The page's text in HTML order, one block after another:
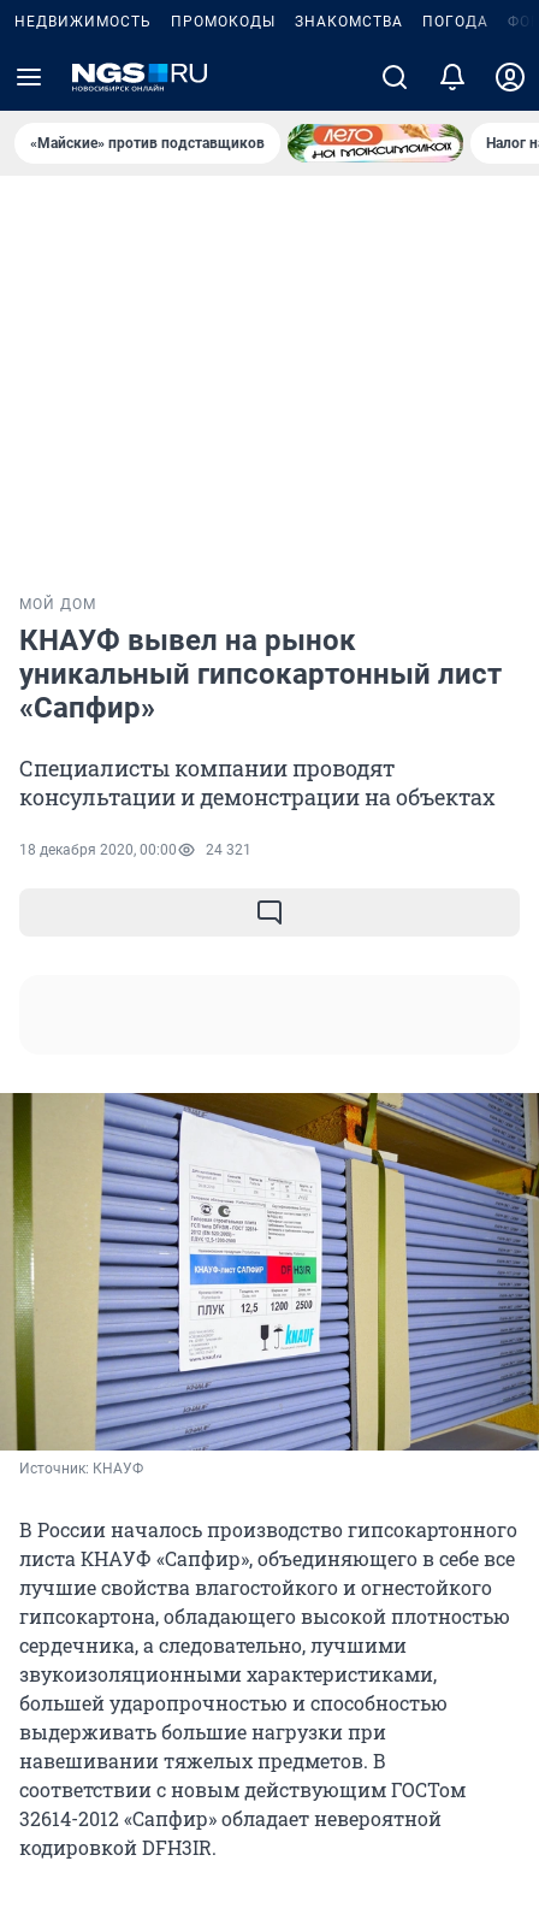
НЕДВИЖИМОСТЬ ПРОМОКОДЫ ЗНАКОМСТВА ПОГОДА
«Майские» против подставщиков Налог
МОЙ ДОМ
КНАУФ вывел на рынок
уникальный гипсокартонный лист
«Сапфир»
Специалисты компании проводят
консультации и демонстрации на объектах
18 декабря 2020, 00:00 24 321
Источник: КНАУФ
В России началось производство гипсокартонного
листа КНАУФ «Сапфир», объединяющего в себе все
лучшие свойства влагостойкого и огнестойкого
гипсокартона, обладающего высокой плотностью
сердечника, а следовательно, лучшими
звукоизоляционными характеристиками,
большей ударопрочностью и способностью
выдерживать большие нагрузки при
навешивании тяжелых предметов. В
соответствии с новым действующим ГОСТом
32614-2012 «Сапфир» обладает невероятной
кодировкой DFH3IR.